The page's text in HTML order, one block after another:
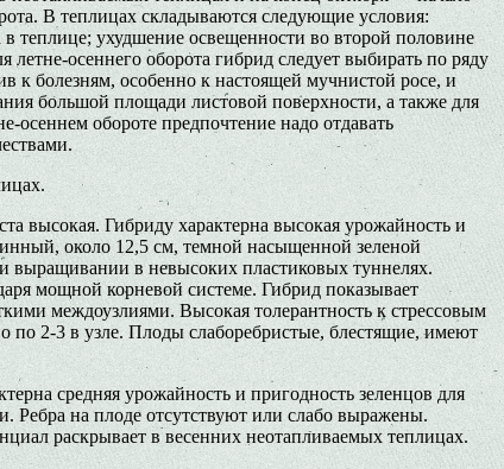
В теплицах складываются следующие условия:
теплице; ухудшение освещенности во второй половине
осеннего оборота гибрид следует выбирать по ряду
к болезням, особенно к настоящей мучнистой росе, и
большой площади листовой поверхности, а также для
обороте предпочтение надо отдавать
высокая. Гибриду характерна высокая урожайность и
около 12,5 см, темной насыщенной зеленой
выращивании в невысоких пластиковых туннелях.
мощной корневой системе. Гибрид показывает
междоузлиями. Высокая толерантность к стрессовым
по 2-3 в узле. Плоды слаборебристые, блестящие, имеют
средняя урожайность и пригодность зеленцов для
Ребра на плоде отсутствуют или слабо выражены.
раскрывает в весенних неотапливаемых теплицах.